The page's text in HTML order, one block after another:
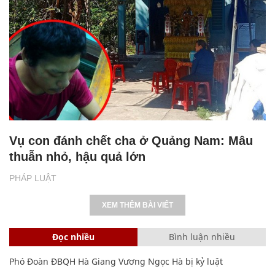
PHÁP LUẬT
Vụ con đánh chết cha ở Quảng Nam: Mâu
thuẫn nhỏ, hậu quả lớn
XEM THÊM BÀI VIẾT
Đọc nhiều Bình luận nhiều
Phó Đoàn ĐBQH Hà Giang Vương Ngọc Hà bị kỷ luật